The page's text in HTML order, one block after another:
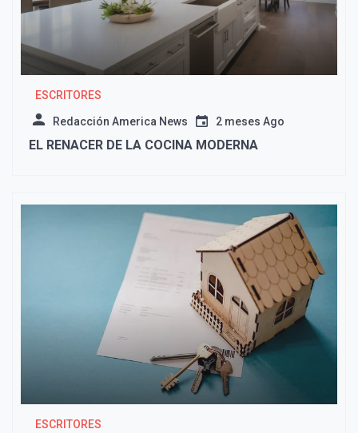
ESCRITORES
Redacción America News 2 meses Ago
EL RENACER DE LA COCINA MODERNA
ESCRITORES